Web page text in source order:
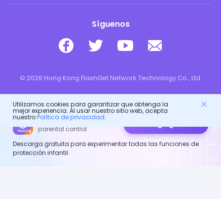
FlashGet Kids
parental control
Descarga gratuita para experimentar todas las funciones de
protección infantil.
Síguenos
© 2026 Hong Kong FlashGet Network Technology Co., Ltd.
Utilizamos cookies para garantizar que obtenga la
mejor experiencia. Al usar nuestro sitio web, acepta
nuestroPolítica de privacidad.